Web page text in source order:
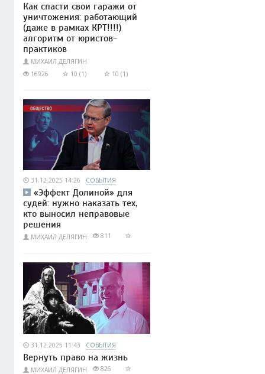
Как спасти свои гаражи от
уничтожения: работающий
(даже в рамках КРТ!!!!)
алгоритм от юристов-
практиков
МИХАИЛ ДЕЛЯГИН
16926
10 (1) 10 (1)
31.12.2025 14:26 СОБЫТИЯ
«Эффект Долиной» для
судей: нужно наказать тех,
кто выносил неправовые
решения
МИХАИЛ ДЕЛЯГИН 811
31.12.2025 11:43 СОБЫТИЯ
Вернуть право на жизнь
МИХАИЛ ДЕЛЯГИН 826